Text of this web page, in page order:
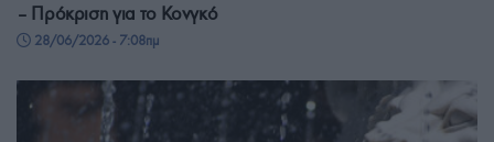
– Πρόκριση για το Κονγκό
28/06/2026 - 7:08πμ